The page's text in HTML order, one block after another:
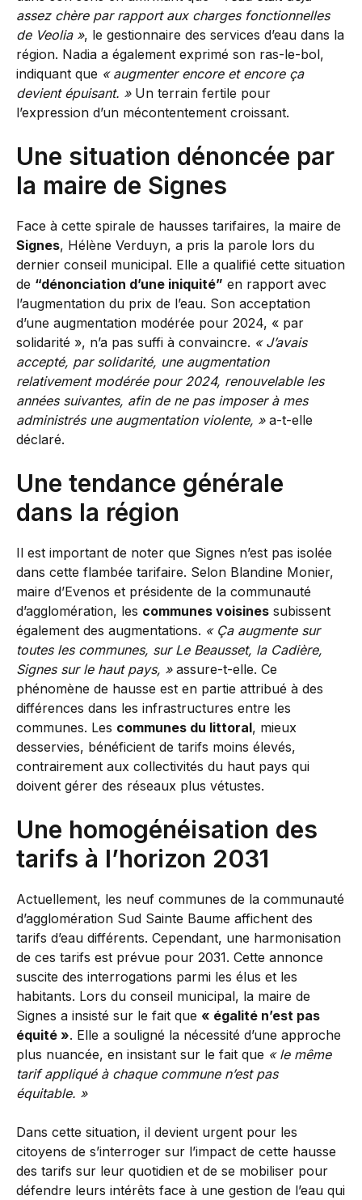
assez chère par rapport aux charges fonctionnelles
de Veolia », le gestionnaire des services d’eau dans la
région. Nadia a également exprimé son ras-le-bol,
indiquant que « augmenter encore et encore ça
devient épuisant. »Un terrain fertile pour
l’expression d’un mécontentement croissant.
Une situation dénoncée par
la maire de Signes
Face à cette spirale de hausses tarifaires, la maire de
Signes, Hélène Verduyn, a pris la parole lors du
dernier conseil municipal. Elle a qualifié cette situation
de “dénonciation d’une iniquité” en rapport avec
l’augmentation du prix de l’eau. Son acceptation
d’une augmentation modérée pour 2024, « par
solidarité », n’a pas suffi à convaincre. « J’avais
accepté, par solidarité, une augmentation
relativement modérée pour 2024, renouvelable les
années suivantes, afin de ne pas imposer à mes
administrés une augmentation violente, »a-t-elle
déclaré.
Une tendance générale
dans la région
Il est important de noter que Signes n’est pas isolée
dans cette flambée tarifaire. Selon Blandine Monier,
maire d’Evenos et présidente de la communauté
d’agglomération, les communes voisines subissent
également des augmentations. « Ça augmente sur
toutes les communes, sur Le Beausset, la Cadière,
Signes sur le haut pays, »assure-t-elle. Ce
phénomène de hausse est en partie attribué à des
différences dans les infrastructures entre les
communes. Les communes du littoral, mieux
desservies, bénéficient de tarifs moins élevés,
contrairement aux collectivités du haut pays qui
doivent gérer des réseaux plus vétustes.
Une homogénéisation des
tarifs à l’horizon 2031
Actuellement, les neuf communes de la communauté
d’agglomération Sud Sainte Baume affichent des
tarifs d’eau différents. Cependant, une harmonisation
de ces tarifs est prévue pour 2031. Cette annonce
suscite des interrogations parmi les élus et les
habitants. Lors du conseil municipal, la maire de
Signes a insisté sur le fait que « égalité n’est pas
équité ». Elle a souligné la nécessité d’une approche
plus nuancée, en insistant sur le fait que « le même
tarif appliqué à chaque commune n’est pas
équitable. »
Dans cette situation, il devient urgent pour les
citoyens de s’interroger sur l’impact de cette hausse
des tarifs sur leur quotidien et de se mobiliser pour
défendre leurs intérêts face à une gestion de l’eau qui